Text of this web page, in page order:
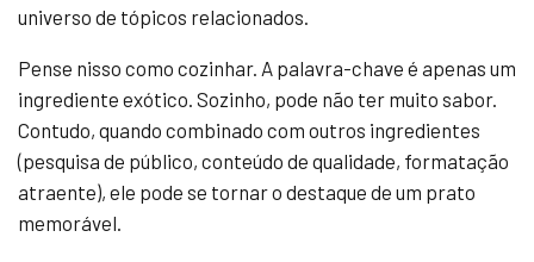
universo de tópicos relacionados.
Pense nisso como cozinhar. A palavra-chave é apenas um
ingrediente exótico. Sozinho, pode não ter muito sabor.
Contudo, quando combinado com outros ingredientes
(pesquisa de público, conteúdo de qualidade, formatação
atraente), ele pode se tornar o destaque de um prato
memorável.